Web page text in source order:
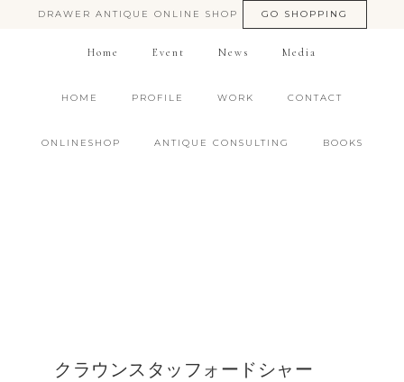
DRAWER ANTIQUE ONLINE SHOP GO SHOPPING
Home Event News Media
HOME PROFILE WORK CONTACT
ONLINESHOP ANTIQUE CONSULTING BOOKS
クラウンスタッフォードシャー